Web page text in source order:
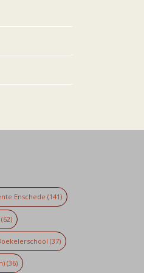
Enschede (141)
(62)
(37)
(36)